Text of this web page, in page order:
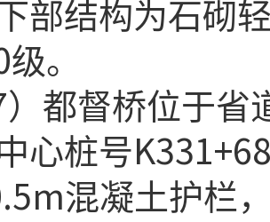
部结构为石砌
级。
）都督桥位于省
心桩号
混凝土护栏